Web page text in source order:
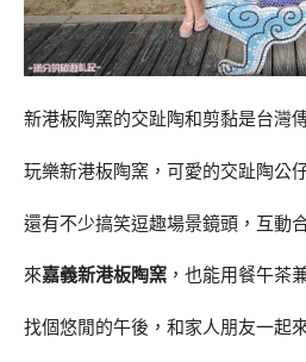
新港板陶窯的交趾陶和剪黏是台灣
玩樂新港板陶窯，可愛的交趾陶公
還有不少搞笑逗趣場景鏡頭，互動
來嘉義新港板陶窯 ，也能用餐午茶
找個悠閒的午後，和家人朋友一起